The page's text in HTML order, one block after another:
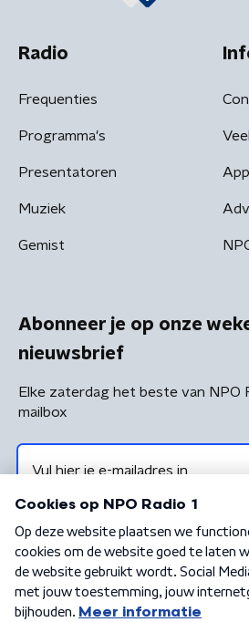
Radio
Frequenties
Programma's
Presentatoren
Muziek
Gemist
Abonneer je op onze
nieuwsbrief
Elke zaterdag het beste van NPO
mailbox
Algemene voorwaarden